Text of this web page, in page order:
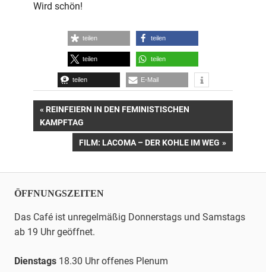
Wird schön!
teilen teilen
teilen teilen
teilen E-Mail
Beitrags-
Navigation
VORHERIGER
BEITRAG:
REINFEIERN IN DEN FEMINISTISCHEN
KAMPFTAG
NÄCHSTER
FILM: LACOMA – DER KOHLE IM WEG
ÖFFNUNGSZEITEN
Das Café ist unregelmäßig Donnerstags und Samstags
ab 19 Uhr geöffnet.
Dienstags 18.30 Uhr offenes Plenum